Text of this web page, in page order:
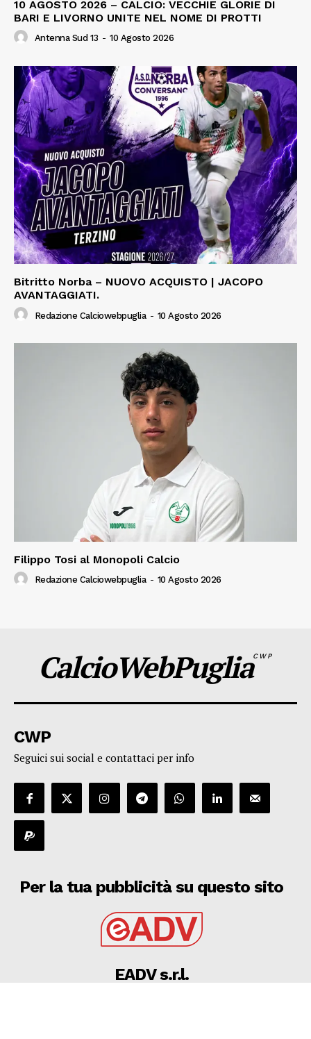
10 AGOSTO 2026 – CALCIO: VECCHIE GLORIE DI
BARI E LIVORNO UNITE NEL NOME DI PROTTI
Antenna Sud 13 - 10 Agosto 2026
Bitritto Norba – NUOVO ACQUISTO | JACOPO
AVANTAGGIATI.
Redazione Calciowebpuglia - 10 Agosto 2026
Filippo Tosi al Monopoli Calcio
Redazione Calciowebpuglia - 10 Agosto 2026
CalcioWebPugliaCWP
CWP
Seguici sui social e contattaci per info
Per la tua pubblicità su questo sito
EADV s.r.l.